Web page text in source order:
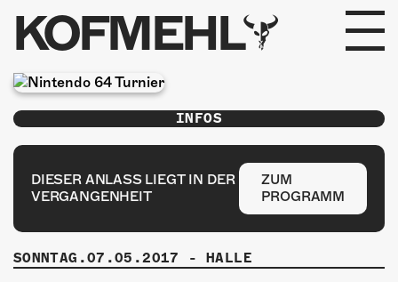
KOFMEHL
PROGRAMM
FABRIKGEFLÜSTER
GALERIE
FOTOGALERIE
PHOTOMAT
INFOS
DIESER ANLASS LIEGT IN DER
VERGANGENHEIT
ZUM
PROGRAMM
SONNTAG.07.05.2017 - HALLE